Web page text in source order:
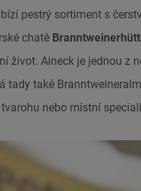
pestrý sortiment s
chatě
život. Aineck je jednou z
tady také
nebo místní